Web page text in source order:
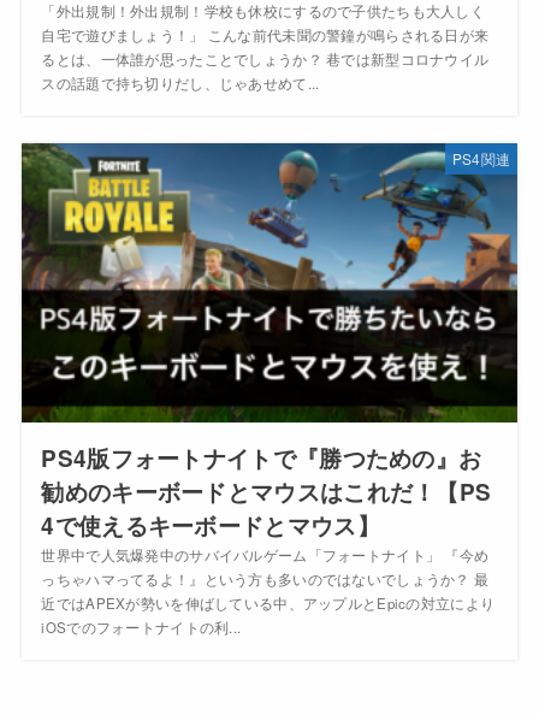
「外出規制！外出規制！学校も休校にするので子供たちも大人しく
自宅で遊びましょう！」 こんな前代未聞の警鐘が鳴らされる日が来
るとは、一体誰が思ったことでしょうか？ 巷では新型コロナウイル
スの話題で持ち切りだし、じゃあせめて...
PS4関連
PS4版フォートナイトで『勝つための』お
勧めのキーボードとマウスはこれだ！【PS
4で使えるキーボードとマウス】
世界中で人気爆発中のサバイバルゲーム「フォートナイト」 『今め
っちゃハマってるよ！』という方も多いのではないでしょうか？ 最
近ではAPEXが勢いを伸ばしている中、アップルとEpicの対立により
iOSでのフォートナイトの利...